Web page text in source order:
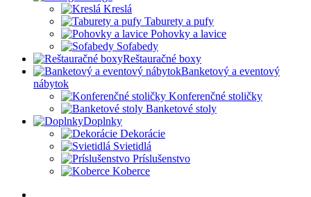
Kreslá
Taburety a pufy
Pohovky a lavice
Sofabedy
Reštauračné boxy
Banketový a eventový
nábytok
Konferenčné stoličky
Banketové stoly
Doplnky
Dekorácie
Svietidlá
Príslušenstvo
Koberce